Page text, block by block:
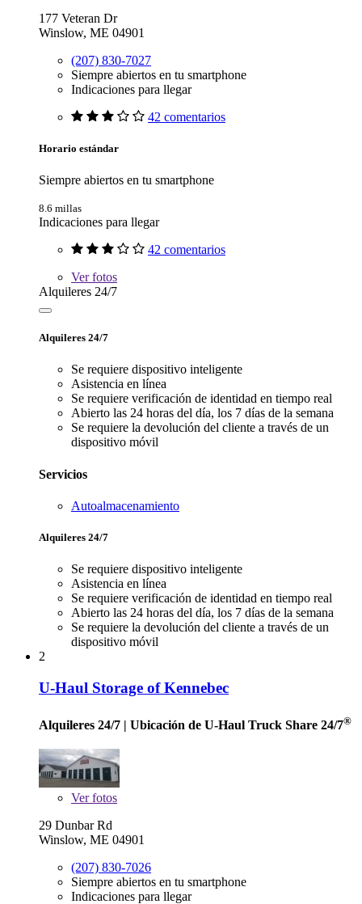
177 Veteran Dr
Winslow, ME 04901
(207) 830-7027
Siempre abiertos en tu smartphone
Indicaciones para llegar
42 comentarios
Horario estándar
Siempre abiertos en tu smartphone
8.6 millas
Indicaciones para llegar
42 comentarios
Verfotos
Alquileres 24/7
Alquileres 24/7
Se requiere dispositivo inteligente
Asistencia en línea
Se requiere verificación de identidad en tiempo real
Abierto las 24 horas del día, los 7 días de la semana
Se requiere la devolución del cliente a través de un
dispositivo móvil
Servicios
Autoalmacenamiento
Alquileres 24/7
Se requiere dispositivo inteligente
Asistencia en línea
Se requiere verificación de identidad en tiempo real
Abierto las 24 horas del día, los 7 días de la semana
Se requiere la devolución del cliente a través de un
dispositivo móvil
2
U-Haul Storage of Kennebec
Alquileres 24/7 | Ubicación de U-Haul Truck Share 24/7®
Verfotos
29 Dunbar Rd
Winslow, ME 04901
(207) 830-7026
Siempre abiertos en tu smartphone
Indicaciones para llegar